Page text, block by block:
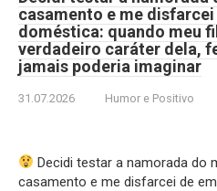
casamento e me
doméstica: quando meu
verdadeiro caráter dela,
jamais poderia imaginar
31.07.2026 Humor e Positivo
Decidi testar a namorada do
casamento e me disfarcei de